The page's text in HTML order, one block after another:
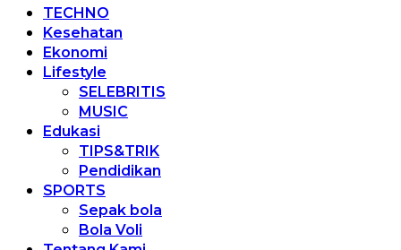
TECHNO
Kesehatan
Ekonomi
Lifestyle
SELEBRITIS
MUSIC
Edukasi
TIPS&TRIK
Pendidikan
SPORTS
Sepak bola
Bola Voli